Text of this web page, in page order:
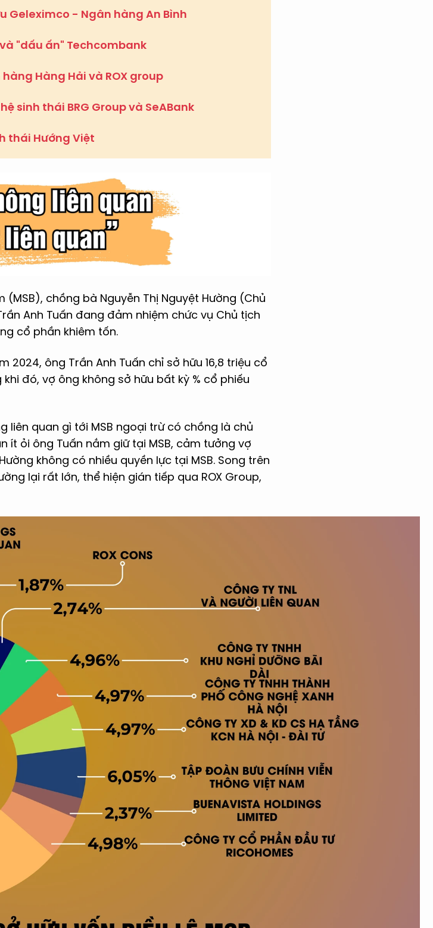
Geleximco - Ngân hàng An Bình
"dấu ấn" Techcombank
Hàng Hải và ROX group
sinh thái BRG Group và SeABank
thái Hướng Việt
(MSB), chồng bà Nguyễn Thị Nguyệt Hường (Chủ
Anh Tuấn đang đảm nhiệm chức vụ Chủ tịch
cổ phần khiêm tốn.
ông Trần Anh Tuấn chỉ sở hữu 16,8 triệu cổ
khi đó, vợ ông không sở hữu bất kỳ % cổ phiếu
liên quan gì tới MSB ngoại trừ có chồng là chủ
ít ỏi ông Tuấn nắm giữ tại MSB, cảm tưởng vợ
không có nhiều quyền lực tại MSB. Song trên
lại rất lớn, thể hiện gián tiếp qua ROX Group,